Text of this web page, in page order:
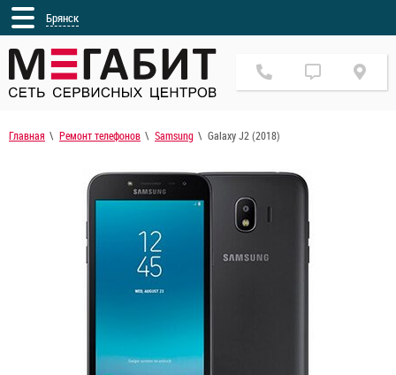
Брянск
Главная Ремонт телефонов Samsung Galaxy J2 (2018)